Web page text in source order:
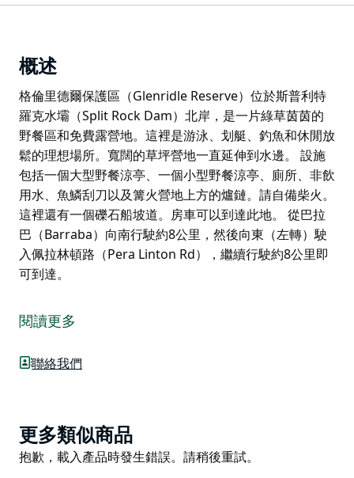
概述
格倫里德爾保護區（Glenridle Reserve）位於斯普利特
羅克水壩（Split Rock Dam）北岸，是一片綠草茵茵的
野餐區和免費露營地。這裡是游泳、划艇、釣魚和休閒放
鬆的理想場所。寬闊的草坪營地一直延伸到水邊。 設施
包括一個大型野餐涼亭、一個小型野餐涼亭、廁所、非飲
用水、魚鱗刮刀以及篝火營地上方的爐鏈。請自備柴火。
這裡還有一個礫石船坡道。房車可以到達此地。 從巴拉
巴（Barraba）向南行駛約8公里，然後向東（左轉）駛
入佩拉林頓路（Pera Linton Rd），繼續行駛約8公里即
可到達。
羅克水壩（Split Rock Dam）北岸，是一片綠草茵茵的
野餐區和免費露營地。這裡是游泳、划艇、釣魚和休閒放
鬆的理想場所。寬闊的草坪營地一直延伸到水邊。
火。這裡還有一個礫石船坡道。房車可以到達此地。
從巴拉巴（Barraba）向南行駛約8公里，然後向東（左
轉）駛入佩拉林頓路（Pera Linton Rd），繼續行駛約8
閱讀更多
聯絡我們
Product
List
更多類似商品
Product
抱歉，載入產品時發生錯誤。請稍後重試。